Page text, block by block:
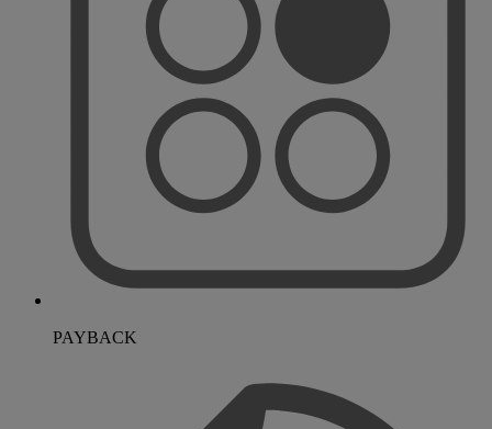
PAYBACK